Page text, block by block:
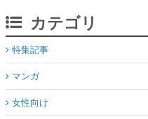
カテゴリ
特集記事
マンガ
女性向け